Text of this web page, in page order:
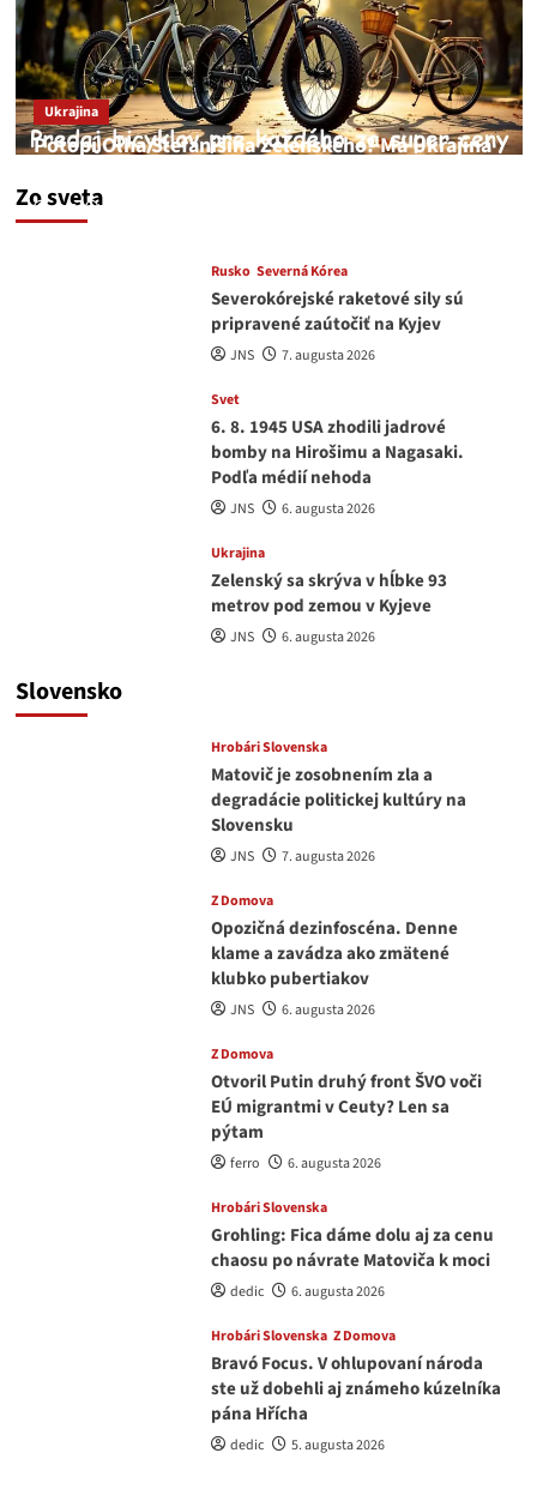
Zo sveta
Ukrajina
Potopí Oľha Stefanišina Zelenského? Má Ukrajina
JNS
Rusko Severná Kórea
Severokórejské raketové sily sú
pripravené zaútočiť na Kyjev
JNS 7. augusta 2026
Svet
6. 8. 1945 USA zhodili jadrové
bomby na Hirošimu a Nagasaki.
Podľa médií nehoda
JNS 6. augusta 2026
Ukrajina
Zelenský sa skrýva v hĺbke 93
metrov pod zemou v Kyjeve
JNS 6. augusta 2026
Slovensko
Hrobári Slovenska
Matovič je zosobnením zla a
degradácie politickej kultúry na
Slovensku
JNS 7. augusta 2026
Z Domova
Opozičná dezinfoscéna. Denne
klame a zavádza ako zmätené
klubko pubertiakov
JNS 6. augusta 2026
Z Domova
Otvoril Putin druhý front ŠVO voči
EÚ migrantmi v Ceuty? Len sa
pýtam
ferro 6. augusta 2026
Hrobári Slovenska
Grohling: Fica dáme dolu aj za cenu
chaosu po návrate Matoviča k moci
dedic 6. augusta 2026
Hrobári Slovenska Z Domova
Bravó Focus. V ohlupovaní národa
ste už dobehli aj známeho kúzelníka
pána Hřícha
dedic 5. augusta 2026